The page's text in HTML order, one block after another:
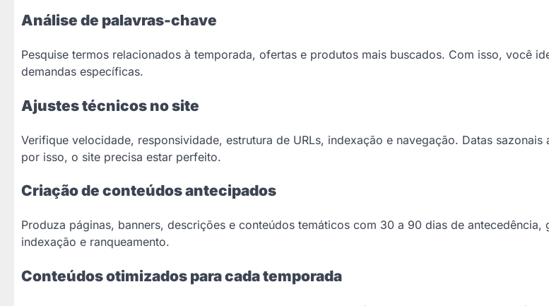
Análise de palavras-chave
Pesquise termos relacionados à temporada, ofertas e produtos mais buscados. Com isso, você
demandas específicas.
Ajustes técnicos no site
Verifique velocidade, responsividade, estrutura de URLs, indexação e navegação. Datas
por isso, o site precisa estar perfeito.
Criação de conteúdos antecipados
Produza páginas, banners, descrições e conteúdos temáticos com 30 a 90 dias de antecedência,
indexação e ranqueamento.
Conteúdos otimizados para cada temporada